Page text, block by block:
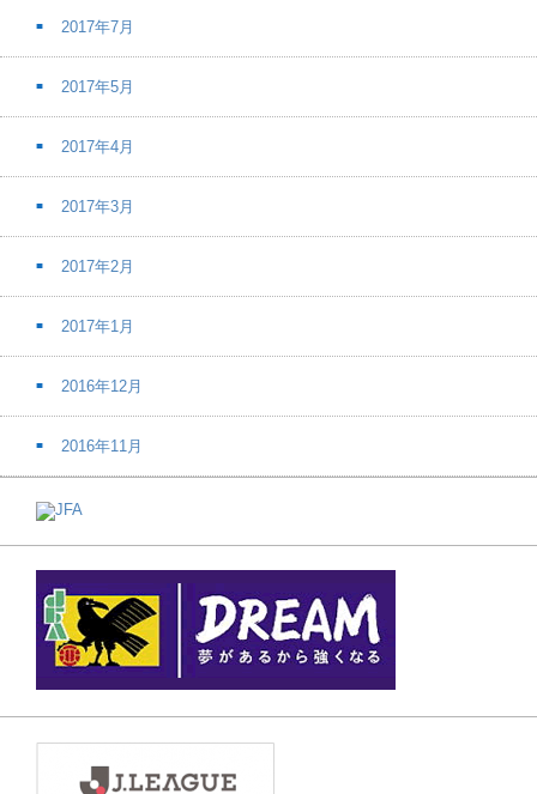
2017年7月
2017年5月
2017年4月
2017年3月
2017年2月
2017年1月
2016年12月
2016年11月